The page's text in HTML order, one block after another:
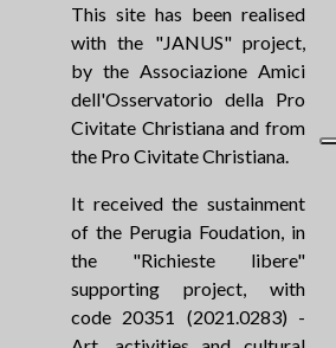
This site has been realised
with the "JANUS" project,
by the Associazione Amici
dell'Osservatorio della Pro
Civitate Christiana and from
the Pro Civitate Christiana.
It received the sustainment
of the Perugia Foudation, in
the "Richieste libere"
supporting project, with
code 20351 (2021.0283) -